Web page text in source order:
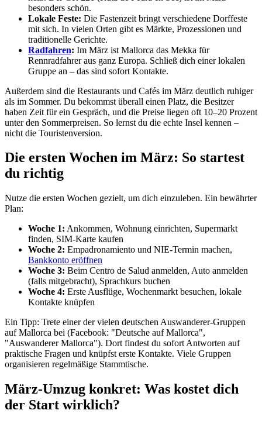
besonders schön.
Lokale Feste: Die Fastenzeit bringt verschiedene Dorffeste
mit sich. In vielen Orten gibt es Märkte, Prozessionen und
traditionelle Gerichte.
Radfahren: Im März ist Mallorca das Mekka für
Rennradfahrer aus ganz Europa. Schließ dich einer lokalen
Gruppe an – das sind sofort Kontakte.
Außerdem sind die Restaurants und Cafés im März deutlich ruhiger
als im Sommer. Du bekommst überall einen Platz, die Besitzer
haben Zeit für ein Gespräch, und die Preise liegen oft 10–20 Prozent
unter den Sommerpreisen. So lernst du die echte Insel kennen –
nicht die Touristenversion.
Die ersten Wochen im März: So startest
du richtig
Nutze die ersten Wochen gezielt, um dich einzuleben. Ein bewährter
Plan:
Woche 1: Ankommen, Wohnung einrichten, Supermarkt
finden, SIM-Karte kaufen
Woche 2: Empadronamiento und NIE-Termin machen,
Bankkonto eröffnen
Woche 3: Beim Centro de Salud anmelden, Auto anmelden
(falls mitgebracht), Sprachkurs buchen
Woche 4: Erste Ausflüge, Wochenmarkt besuchen, lokale
Kontakte knüpfen
Ein Tipp: Trete einer der vielen deutschen Auswanderer-Gruppen
auf Mallorca bei (Facebook: "Deutsche auf Mallorca",
"Auswanderer Mallorca"). Dort findest du sofort Antworten auf
praktische Fragen und knüpfst erste Kontakte. Viele Gruppen
organisieren regelmäßige Stammtische.
März-Umzug konkret: Was kostet dich
der Start wirklich?